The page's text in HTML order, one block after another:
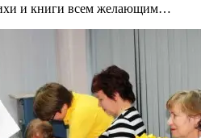
и книги всем желающим…